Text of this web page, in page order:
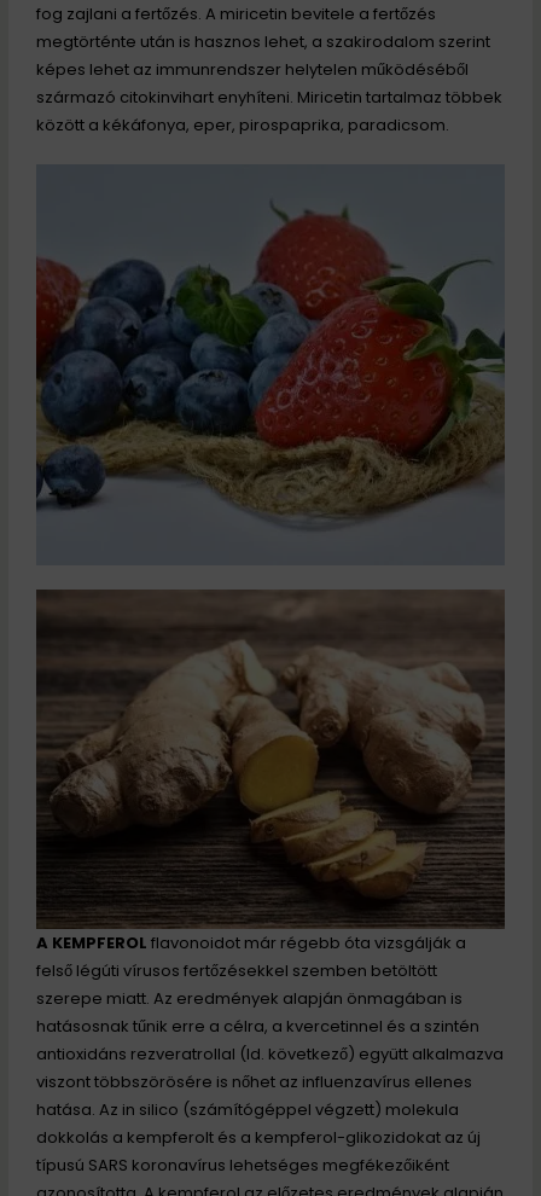
fog zajlani a fertőzés. A miricetin bevitele a fertőzés
megtörténte után is hasznos lehet, a szakirodalom szerint
képes lehet az immunrendszer helytelen működéséből
származó citokinvihart enyhíteni. Miricetin tartalmaz többek
között a kékáfonya, eper, pirospaprika, paradicsom.
A KEMPFEROL flavonoidot már régebb óta vizsgálják a
felső légúti vírusos fertőzésekkel szemben betöltött
szerepe miatt. Az eredmények alapján önmagában is
hatásosnak tűnik erre a célra, a kvercetinnel és a szintén
antioxidáns rezveratrollal (ld. következő) együtt alkalmazva
viszont többszörösére is nőhet az influenzavírus ellenes
hatása. Az in silico (számítógéppel végzett) molekula
dokkolás a kempferolt és a kempferol-glikozidokat az új
típusú SARS koronavírus lehetséges megfékezőiként